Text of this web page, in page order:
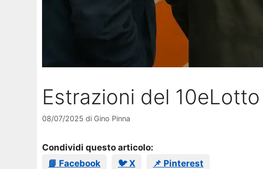
Estrazioni del
08/07/2025 di Gino Pinna
Condividi questo articolo:
📘 Facebook
🐦 X 📌 Pinterest